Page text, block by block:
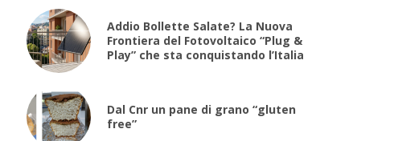
Addio Bollette Salate? La Nuova
Frontiera del Fotovoltaico “Plug &
Play” che sta conquistando l’Italia
Dal Cnr un pane di grano “gluten
free”